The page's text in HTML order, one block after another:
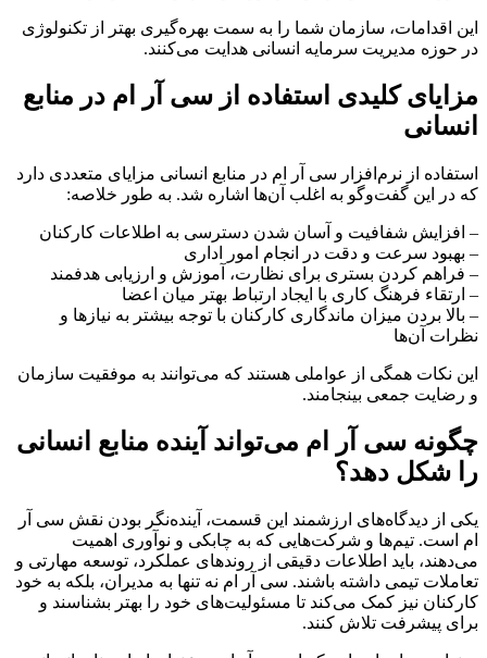
این اقدامات، سازمان شما را به سمت بهره‌گیری بهتر از تکنولوژی
در حوزه مدیریت سرمایه انسانی هدایت می‌کنند.
مزایای کلیدی استفاده از سی آر ام در منابع
انسانی
استفاده از نرم‌افزار سی آر ام در منابع انسانی مزایای متعددی دارد
که در این گفت‌وگو به اغلب آن‌ها اشاره شد. به طور خلاصه:
– افزایش شفافیت و آسان شدن دسترسی به اطلاعات کارکنان
– بهبود سرعت و دقت در انجام امور اداری
– فراهم کردن بستری برای نظارت، آموزش و ارزیابی هدفمند
– ارتقاء فرهنگ کاری با ایجاد ارتباط بهتر میان اعضا
– بالا بردن میزان ماندگاری کارکنان با توجه بیشتر به نیازها و
نظرات آن‌ها
این نکات همگی از عواملی هستند که می‌توانند به موفقیت سازمان
و رضایت جمعی بینجامند.
چگونه سی آر ام می‌تواند آینده منابع انسانی
را شکل دهد؟
یکی از دیدگاه‌های ارزشمند این قسمت، آینده‌نگر بودن نقش سی آر
ام است. تیم‌ها و شرکت‌هایی که به چابکی و نوآوری اهمیت
می‌دهند، باید اطلاعات دقیقی از روندهای عملکرد، توسعه مهارتی و
تعاملات تیمی داشته باشند. سی آر ام نه تنها به مدیران، بلکه به خود
کارکنان نیز کمک می‌کند تا مسئولیت‌های خود را بهتر بشناسند و
برای پیشرفت تلاش کنند.